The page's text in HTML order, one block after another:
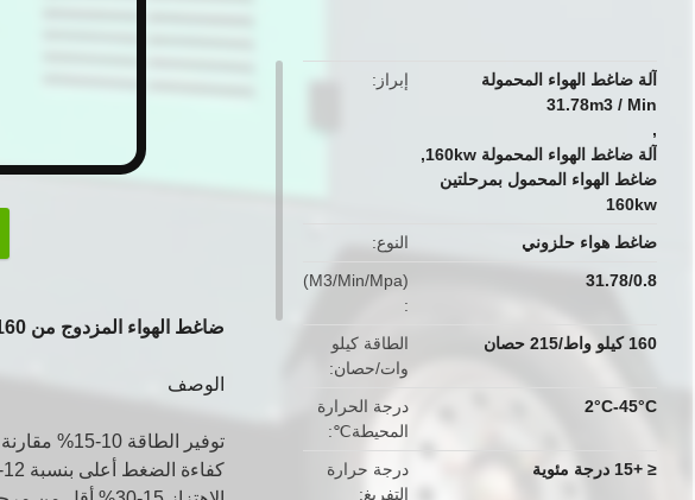
إبراز
آلة ضاغط الهواء المحمولة
31.78m3 / Min
,
آلة ضاغط الهواء المحمولة 160kw
,
ضاغط الهواء المحمول بمرحلتين
160kw
النوع
ضاغط هواء حلزوني
(M3/Min/Mpa)
31.78/0.8
الطاقة كيلو
وات/حصان
160 كيلو واط/215 حصان
درجة الحرارة
المحيطة℃
2°C-45°C
درجة حرارة
التفريغ
≤ +15 درجة مئوية
ضاغط الهواء المزدوج من 160 كيلوواط 31.78 م3 / دقيقة 2980*1880*2160
الوصف
توفير الطاقة 10-15% مقارنة مع مرحلة واحدة.
كفاءة الضغط أعلى بنسبة 12-18٪ من مرحلة واحدة.